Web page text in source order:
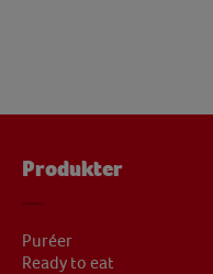
Produkter
Puréer
Ready to eat